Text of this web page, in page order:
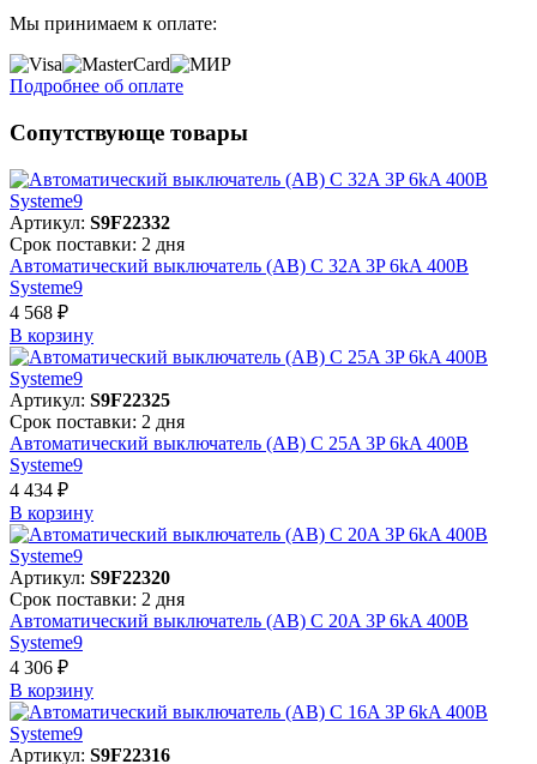
Мы принимаем к оплате:
Подробнее об оплате
Сопутствующе товары
Артикул: S9F22332
Срок поставки: 2 дня
Автоматический выключатель (АВ) C 32A 3P 6kA 400В
Systeme9
4 568 ₽
В корзинy
Артикул: S9F22325
Срок поставки: 2 дня
Автоматический выключатель (АВ) C 25A 3P 6kA 400В
Systeme9
4 434 ₽
В корзинy
Артикул: S9F22320
Срок поставки: 2 дня
Автоматический выключатель (АВ) C 20A 3P 6kA 400В
Systeme9
4 306 ₽
В корзинy
Артикул: S9F22316